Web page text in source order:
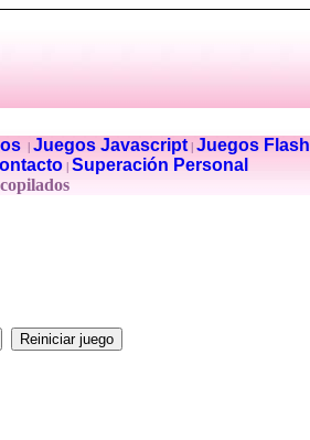
| Juegos Javascript| Juegos Flash
Superación Personal